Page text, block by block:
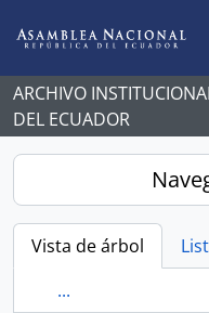
ARCHIVO
DEL ECUADOR
Vista de árbol
...